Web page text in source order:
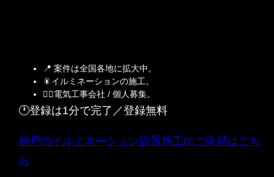
📍 案件は全国各地に拡大中。
🎇イルミネーションの施工。
👷‍♀️電気工事会社 / 個人募集。
🕐登録は1分で完了／登録無料
神戸のイルミネーション設置施工のご依頼はこち
ら